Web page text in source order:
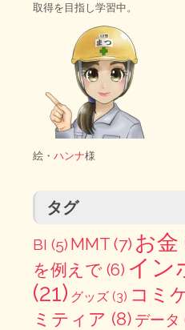
取得を目指し学習中。
絵・ ハンナ様
タグ
BI (5) MMT(7) お金
を例えで(6) イン
(21) グッズ(3) コミ
ミティア (8) データ